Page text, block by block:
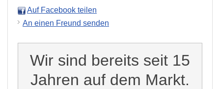
Auf Facebook teilen
An einen Freund senden
Wir sind bereits seit 15
Jahren auf dem Markt.